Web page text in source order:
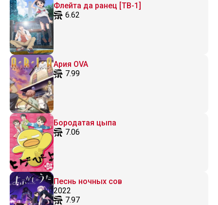
Флейта да ранец [ТВ-1]
6.62
Ария OVA
7.99
Бородатая цыпа
7.06
Песнь ночных сов
2022
7.97